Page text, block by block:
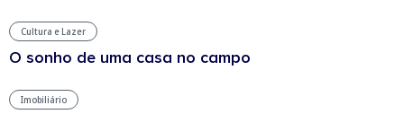
Cultura e Lazer
O sonho de uma casa no campo
Imobiliário